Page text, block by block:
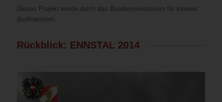
Dieses Projekt wurde durch das Bundesministerium für Inneres
(ko)finanziert.
Rückblick: ENNSTAL 2014